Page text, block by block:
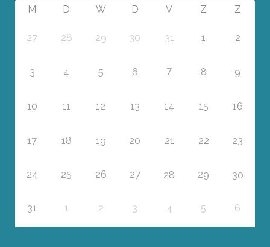
M D W D V Z Z
27 28 29 30 31 1 2
3 4 5 6 7 8 9
10 11 12 13 14 15 16
17 18 19 20 21 22 23
24 25 26 27 28 29 30
31 1 2 3 4 5 6